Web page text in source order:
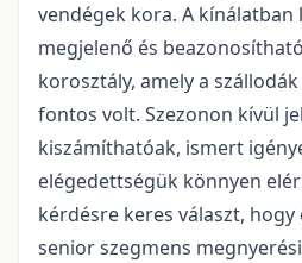
vendégek kora. A
megjelenő és
korosztály, amely a
fontos volt. Szezonon kívül
kiszámíthatóak, ismert
elégedettségük könnyen
kérdésre keres választ, hogy
senior szegmens